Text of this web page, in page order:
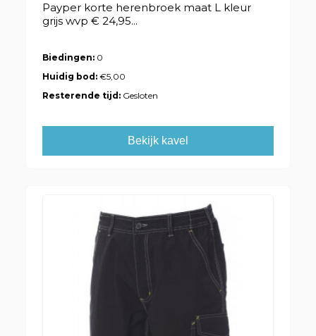
Payper korte herenbroek maat L kleur
grijs wvp € 24,95...
Biedingen: 0
Huidig bod:€5,00
Resterende tijd: Gesloten
Bekijk kavel